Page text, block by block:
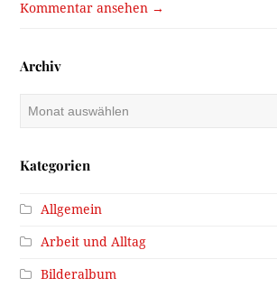
Kommentar ansehen →
Archiv
Archiv
Kategorien
Allgemein
Arbeit und Alltag
Bilderalbum